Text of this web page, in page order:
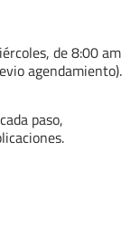
de 8:00 am
agendamiento).
paso,